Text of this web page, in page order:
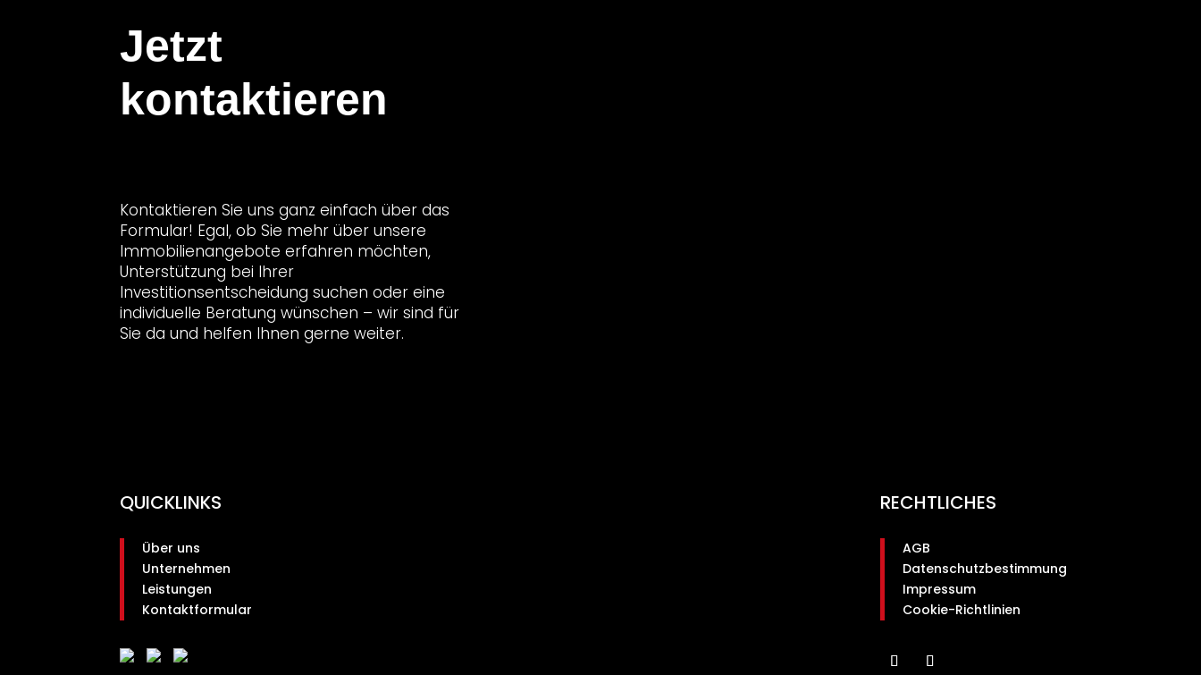
Jetzt
kontaktieren
Kontaktieren Sie uns ganz einfach über das
Formular! Egal, ob Sie mehr über unsere
Immobilienangebote erfahren möchten,
Unterstützung bei Ihrer
Investitionsentscheidung suchen oder eine
individuelle Beratung wünschen – wir sind für
Sie da und helfen Ihnen gerne weiter.
QUICKLINKS
Über uns
Unternehmen
Leistungen
Kontaktformular
RECHTLICHES
AGB
Datenschutzbestimmung
Impressum
Cookie-Richtlinien